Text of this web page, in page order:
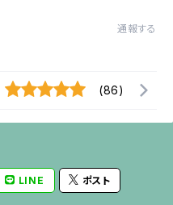
通報する
(86)
LINE ポスト